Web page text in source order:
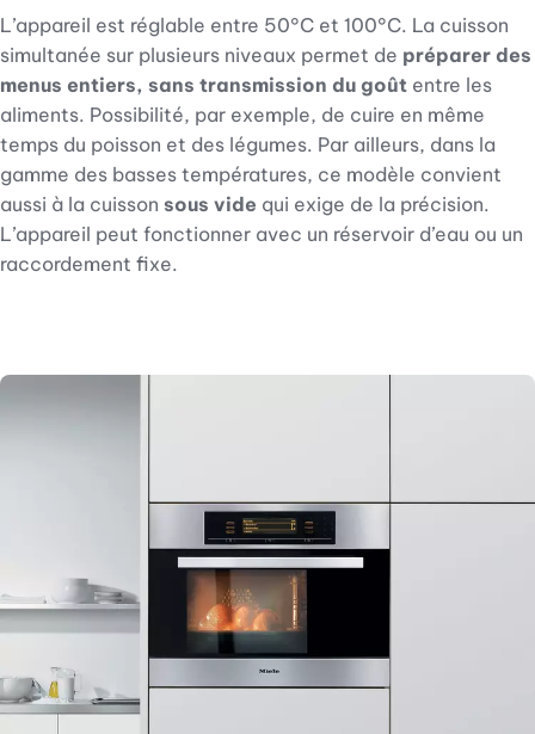
L’appareil est réglable entre 50°C et 100°C. La cuisson
simultanée sur plusieurs niveaux permet de préparer des
menus entiers, sans transmission du goût entre les
aliments. Possibilité, par exemple, de cuire en même
temps du poisson et des légumes. Par ailleurs, dans la
gamme des basses températures, ce modèle convient
aussi à la cuisson sous vide qui exige de la précision.
L’appareil peut fonctionner avec un réservoir d’eau ou un
raccordement fixe.